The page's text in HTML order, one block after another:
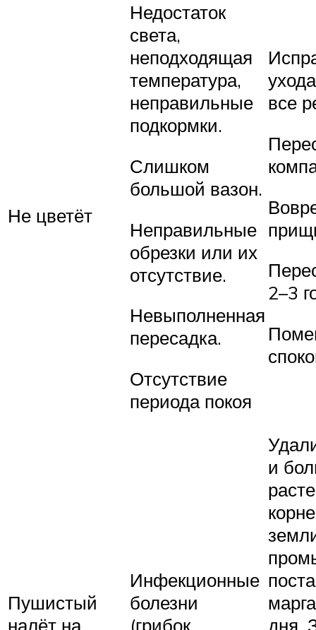
Не цветёт
Недостаток
света,
неподходящая
температура,
неправильные
подкормки.
Слишком
большой вазон.
Неправильные
обрезки или их
отсутствие.
Невыполненная
пересадка.
Отсутствие
периода покоя
все
2–3
Пушистый
налёт на
Инфекционные
болезни
(грибок,
и
дня.